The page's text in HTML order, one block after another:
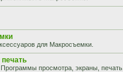
для Макросъемки.
просмотра, экраны, печать.